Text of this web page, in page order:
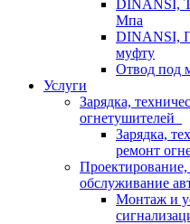
DINANSI,
Мпа
DINANSI,
муфту
Отвод под
Услуги
Зарядка,
огнетушителей
Зарядка,
ремонт
обслуживание
Монтаж и